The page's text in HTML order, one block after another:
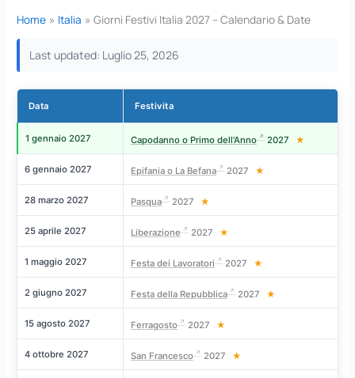
Home Italia Giorni Festivi Italia 2027 – Calendario & Date
Last updated: Luglio 25, 2026
Data Festivita
1 gennaio 2027 Capodanno o Primo dell'Anno 2027 ★
6 gennaio 2027 Epifania o La Befana 2027 ★
28 marzo 2027 Pasqua 2027 ★
25 aprile 2027 Liberazione 2027 ★
1 maggio 2027 Festa dei Lavoratori 2027 ★
2 giugno 2027 Festa della Repubblica 2027 ★
15 agosto 2027 Ferragosto 2027 ★
4 ottobre 2027 San Francesco 2027 ★